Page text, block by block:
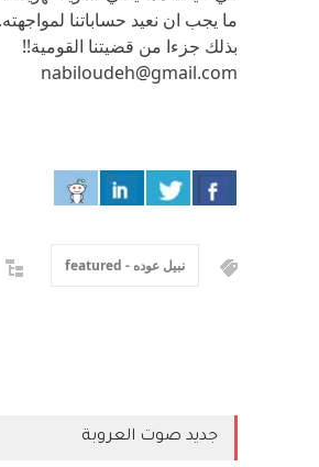
ما يجب ان نعيد حساباتنا
بذلك جزءا من قضيتنا القومية!!
nabiloudeh@gmail.com
نبيل عوده - featured
جديد صوت العروبة